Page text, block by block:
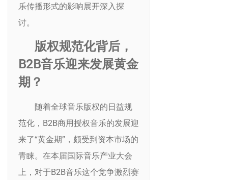
乐传播形式的影响展开深入探
讨。
版权规范化背后，
B2B音乐迎来发展黄金
期？
随着全球音乐版权的日益规
范化，B2B商用授权音乐的发展迎
来了“黄金期”，颇受到资本市场的
青睐。在本届国际音乐产业大会
上，对于B2B音乐这个竞争激烈赛